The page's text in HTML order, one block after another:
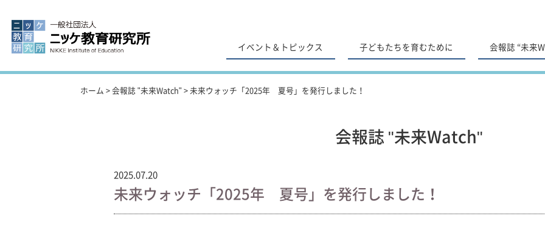
イベント＆トピックス 子どもたちを育むために 会報誌 “未来
ホーム > 会報誌 "未来Watch" > 未来ウォッチ「2025年 夏号」を発行しました！
会報誌 "未来Watch"
2025.07.20
未来ウォッチ「2025年 夏号」を発行しました！